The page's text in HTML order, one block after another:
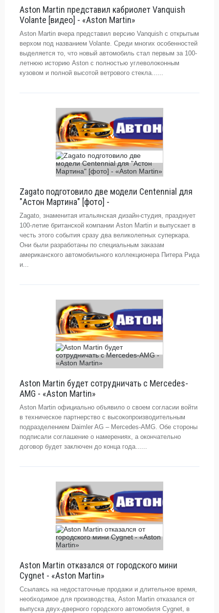
Aston Martin представил кабриолет Vanquish
Volante [видео] - «Aston Martin»
Aston Martin вчера представил версию Vanquish с открытым
верхом под названием Volante. Среди многих особенностей
выделяется то, что новый автомобиль стал первым за 100-
летнюю историю Aston с полностью углеволоконным
кузовом и полной высотой ветрового стекла......
Zagato подготовило две модели Centennial для
"Астон Мартина" [фото] -
Zagato, знаменитая итальянская дизайн-студия, празднует
100-летие британской компании Aston Martin и выпускает в
честь этого события сразу два великолепных суперкара.
Они были разработаны по специальным заказам
американского автомобильного коллекционера Питера Рида
и...
Aston Martin будет сотрудничать с Mercedes-
AMG - «Aston Martin»
Aston Martin официально объявило о своем согласии войти
в техническое партнерство с высокопроизводительным
подразделением Daimler AG – Mercedes-AMG. Обе стороны
подписали соглашение о намерениях, а окончательно
договор будет заключен до конца года......
Aston Martin отказался от городского мини
Cygnet - «Aston Martin»
Ссылаясь на недостаточные продажи и длительное время,
необходимое для производства, Aston Martin отказался от
выпуска двух-дверного городского автомобиля Cygnet, в